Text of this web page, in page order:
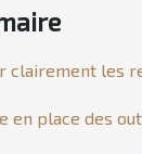
clairement les
en place des